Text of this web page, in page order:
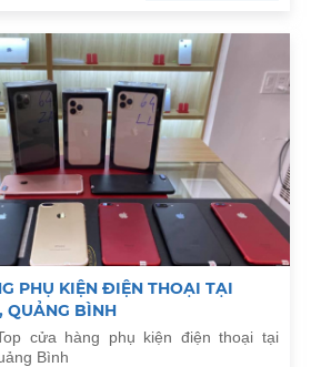
PHỤ KIỆN ĐIỆN THOẠI TẠI
QUẢNG BÌNH
cửa hàng phụ kiện điện thoại tại
Bình